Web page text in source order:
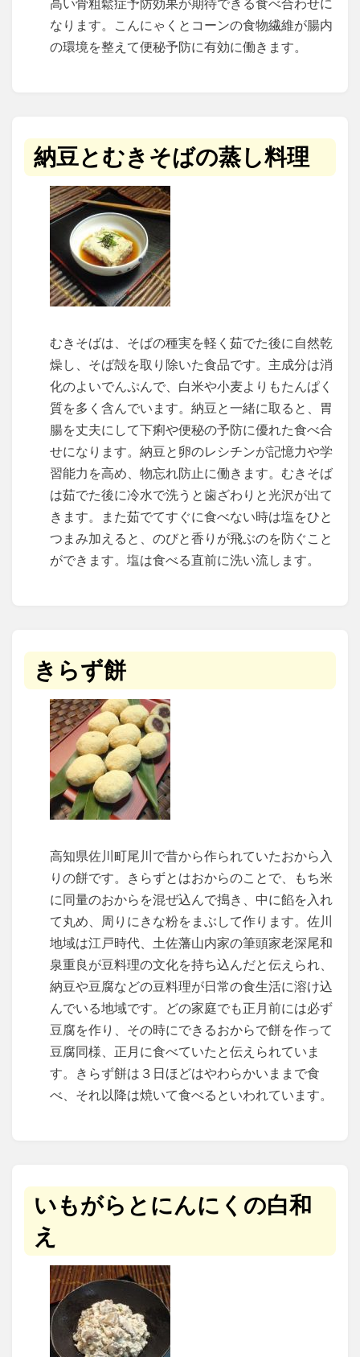
高い骨粗鬆症予防効果が期待できる食べ合わせに
なります。こんにゃくとコーンの食物繊維が腸内
の環境を整えて便秘予防に有効に働きます。
納豆とむきそばの蒸し料理
むきそばは、そばの種実を軽く茹でた後に自然乾
燥し、そば殻を取り除いた食品です。主成分は消
化のよいでんぷんで、白米や小麦よりもたんぱく
質を多く含んでいます。納豆と一緒に取ると、胃
腸を丈夫にして下痢や便秘の予防に優れた食べ合
せになります。納豆と卵のレシチンが記憶力や学
習能力を高め、物忘れ防止に働きます。むきそば
は茹でた後に冷水で洗うと歯ざわりと光沢が出て
きます。また茹でてすぐに食べない時は塩をひと
つまみ加えると、のびと香りが飛ぶのを防ぐこと
ができます。塩は食べる直前に洗い流します。
きらず餅
高知県佐川町尾川で昔から作られていたおから入
りの餅です。きらずとはおからのことで、もち米
に同量のおからを混ぜ込んで搗き、中に餡を入れ
て丸め、周りにきな粉をまぶして作ります。佐川
地域は江戸時代、土佐藩山内家の筆頭家老深尾和
泉重良が豆料理の文化を持ち込んだと伝えられ、
納豆や豆腐などの豆料理が日常の食生活に溶け込
んでいる地域です。どの家庭でも正月前には必ず
豆腐を作り、その時にできるおからで餅を作って
豆腐同様、正月に食べていたと伝えられていま
す。きらず餅は３日ほどはやわらかいままで食
べ、それ以降は焼いて食べるといわれています。
いもがらとにんにくの白和
え